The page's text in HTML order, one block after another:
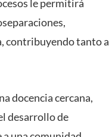
le permitirá
contribuyendo tanto a
docencia cercana,
desarrollo de